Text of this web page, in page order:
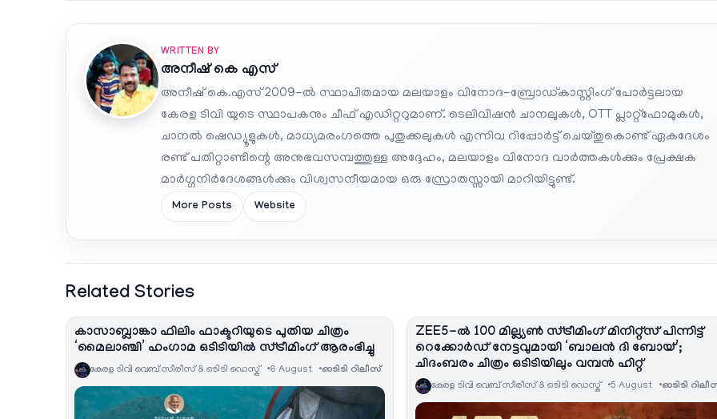
WRITTEN BY
അനീഷ്‌ കെ എസ്
അനീഷ് കെ.എസ് 2009-ൽ സ്ഥാപിതമായ മലയാളം വിനോദ-ബ്രോഡ്കാസ്റ്റിംഗ് പോർട്ടലായ
കേരള ടിവി യുടെ സ്ഥാപകനും ചീഫ് എഡിറ്ററുമാണ്. ടെലിവിഷൻ ചാനലുകൾ, OTT പ്ലാറ്റ്‌ഫോമുകൾ,
ചാനൽ ഷെഡ്യൂളുകൾ, മാധ്യമരംഗത്തെ പുതുക്കലുകൾ എന്നിവ റിപ്പോർട്ട് ചെയ്തുകൊണ്ട് ഏകദേശം
രണ്ട് പതിറ്റാണ്ടിന്റെ അനുഭവസമ്പത്തുള്ള അദ്ദേഹം, മലയാളം വിനോദ വാർത്തകൾക്കും പ്രേക്ഷക
മാർഗ്ഗനിർദേശങ്ങൾക്കും വിശ്വസനീയമായ ഒരു സ്രോതസ്സായി മാറിയിട്ടുണ്ട്.
More Posts Website
Related Stories
കാസാബ്ലാങ്കാ ഫിലിം ഫാക്ടറിയുടെ പുതിയ ചിത്രം
‘മൈലാഞ്ചി’ ഹംഗാമ ഒടിടിയിൽ സ്ട്രീമിംഗ് ആരംഭിച്ചു
കേരള ടിവി വെബ് സീരീസ് & ഒടിടി ഡെസ്ക് 6 August ഓടിടി റിലീസ്
ZEE5-ൽ 100 മില്ല്യൺ സ്ട്രീമിംഗ് മിനിറ്റ്സ് പിന്നിട്ട്
റെക്കോർഡ് നേട്ടവുമായി ‘ബാലൻ ദി ബോയ്’;
ചിദംബരം ചിത്രം ഒടിടിയിലും വമ്പൻ ഹിറ്റ്
കേരള ടിവി വെബ് സീരീസ് & ഒടിടി ഡെസ്ക് 5 August ഓടിടി